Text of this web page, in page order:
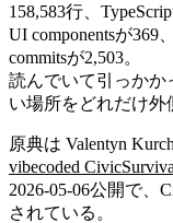
158,583行、
UI componentsが369
commitsが2,503。
読んでいて引っか
い場所をどれだけ外
原典は Valentyn
vibecoded
2026-05-06公開で、
されている。